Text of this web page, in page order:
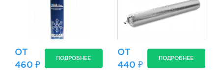
ОТ
460 ₽
ПОДРОБНЕЕ
ОТ
440 ₽
ПОДРОБНЕЕ